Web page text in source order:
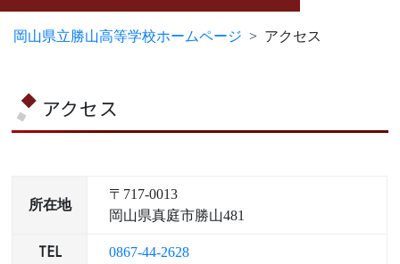
岡山県立勝山高等学校ホームページ アクセス
アクセス
所在地
〒717-0013
岡山県真庭市勝山481
TEL 0867-44-2628